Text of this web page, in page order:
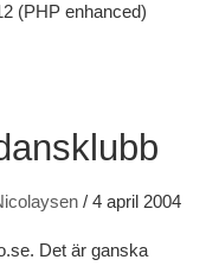
(PHP enhanced)
/ 4 april 2004
Det är ganska